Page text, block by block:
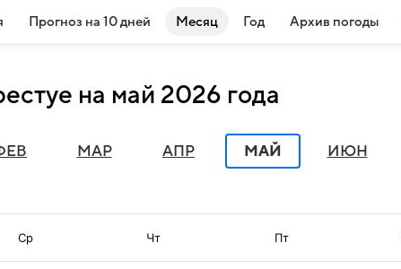
Прогноз на 10 дней Месяц Год Архив погоды
на май 2026 года
МАР АПР МАЙ ИЮН
Ср Чт Пт